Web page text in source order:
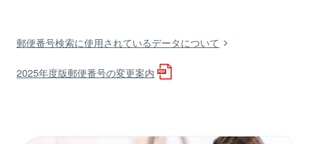
郵便番号検索に使用されているデータについて
2025年度版郵便番号の変更案内